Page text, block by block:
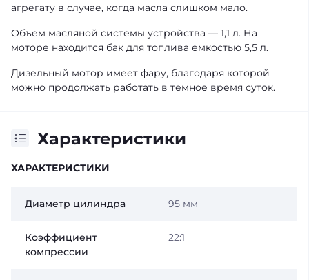
агрегату в случае, когда масла слишком мало.
Объем масляной системы устройства — 1,1 л. На
моторе находится бак для топлива емкостью 5,5 л.
Дизельный мотор имеет фару, благодаря которой
можно продолжать работать в темное время суток.
Характеристики
ХАРАКТЕРИСТИКИ
Диаметр цилиндра 95 мм
Коэффициент
компрессии
22:1